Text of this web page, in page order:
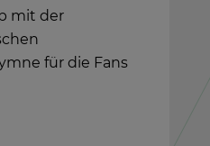
Top-Ki­cker mit flach
an­ge­schlif­fe­nem Fuß im
Tri­kot der Münch­ner